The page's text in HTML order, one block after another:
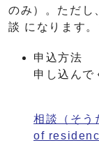
のみ）。ただし
談 になります
申込方法
申し込んで
相談（そ
of
多言語相